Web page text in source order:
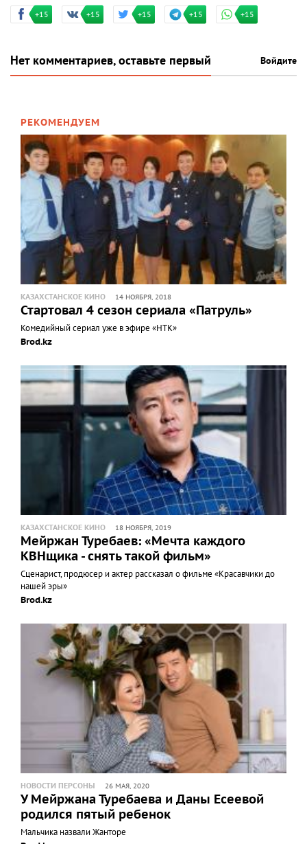
+15 +15 +15 +15 +15
Нет комментариев, оставьте первый Войдите
РЕКОМЕНДУЕМ
КАЗАХСТАНСКОЕ КИНО 14 НОЯБРЯ, 2018
Стартовал 4 сезон сериала «Патруль»
Комедийный сериал уже в эфире «НТК»
Brod.kz
КАЗАХСТАНСКОЕ КИНО 18 НОЯБРЯ, 2019
Мейржан Туребаев: «Мечта каждого
КВНщика - снять такой фильм»
Сценарист, продюсер и актер рассказал о фильме «Красавчики до
нашей эры»
Brod.kz
НОВОСТИ ПЕРСОНЫ 26 МАЯ, 2020
У Мейржана Туребаева и Даны Есеевой
родился пятый ребенок
Мальчика назвали Жанторе